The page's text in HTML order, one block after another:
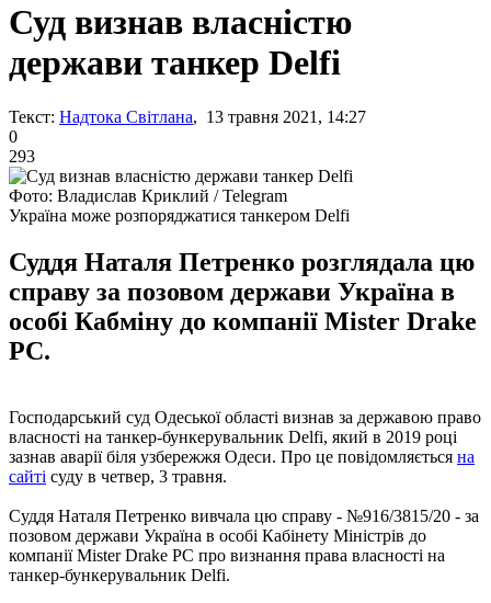
Суд визнав власністю
держави танкер Delfi
Текст: Надтока Світлана, 13 травня 2021, 14:27
0
293
Фото: Владислав Криклий / Telegram
Україна може розпоряджатися танкером Delfi
Суддя Наталя Петренко розглядала цю
справу за позовом держави Україна в
особі Кабміну до компанії Mister Drake
PC.
Господарський суд Одеської області визнав за державою право
власності на танкер-бункерувальник Delfi, який в 2019 році
зазнав аварії біля узбережжя Одеси. Про це повідомляється на
сайті суду в четвер, 3 травня.
Суддя Наталя Петренко вивчала цю справу - №916/3815/20 - за
позовом держави Україна в особі Кабінету Міністрів до
компанії Mister Drake PC про визнання права власності на
танкер-бункерувальник Delfi.